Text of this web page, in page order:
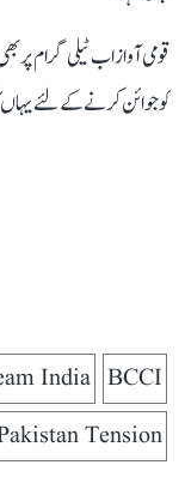
قومی آواز اب ٹیلی گرام
کو جوائن کرنے کے لئے
BCCI
India
Tension